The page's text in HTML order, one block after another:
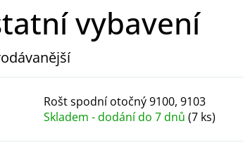
vybavení
Rošt spodní otočný 9100, 9103
Skladem - dodání do 7 dnů (7 ks)